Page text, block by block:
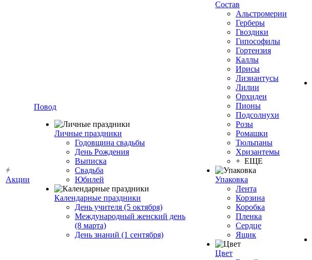
Акции
Повод
Личные праздники
Годовщина свадьбы
День Рождения
Выписка
Свадьба
Юбилей
Календарные праздники
День учителя (5 октября)
Международный женский день
(8 марта)
День знаний (1 сентября)
Состав
Альстромерии
Герберы
Гвоздики
Гипософилы
Гортензия
Каллы
Ирисы
Лизиантусы
Лилии
Орхидеи
Пионы
Подсолнухи
Розы
Ромашки
Тюльпаны
Хризантемы
+ ЕЩЕ
Упаковка
Лента
Корзина
Коробка
Пленка
Сердце
Ящик
Цвет